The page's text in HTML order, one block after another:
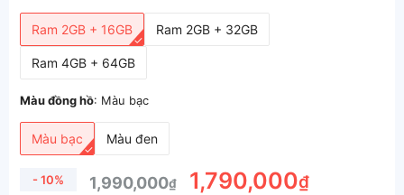
Ram 2GB + 16GB Ram 2GB + 32GB
Ram 4GB + 64GB
Màu đồng hồ: Màu bạc
Màu bạc Màu đen
- 10% 1,990,000₫ 1,790,000₫